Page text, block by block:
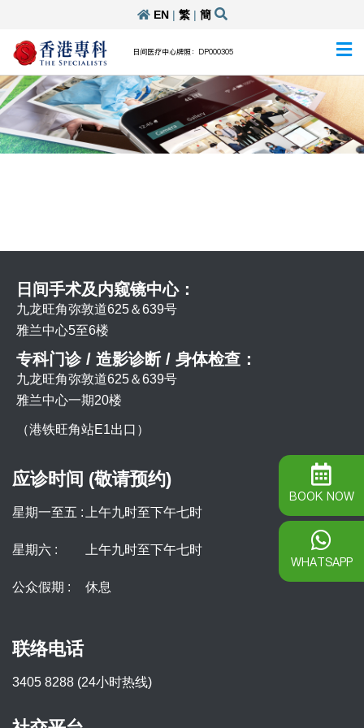
EN| 繁| 簡
日间医疗中心牌照：DP000305
日间手术及内窥镜中心：
九龙旺角弥敦道625＆639号
雅兰中心5至6楼
专科门诊 / 造影诊断 / 身体检查：
九龙旺角弥敦道625＆639号
雅兰中心一期20楼
（港铁旺角站E1出口）
应诊时间 (敬请预约)
星期一至五 : 上午九时至下午七时
星期六 : 上午九时至下午七时
公众假期 : 休息
联络电话
3405 8288 (24小时热线)
BOOK NOW
WHATSAPP